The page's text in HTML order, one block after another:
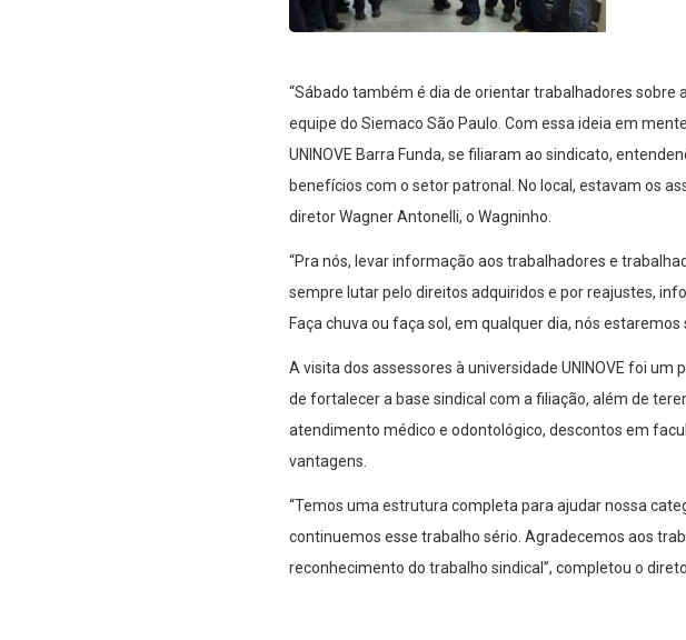
“Sábado também é dia de orientar trabalhadores sobre
equipe do Siemaco São Paulo. Com essa ideia em
UNINOVE Barra Funda, se filiaram ao sindicato,
benefícios com o setor patronal. No local, estavam os
diretor Wagner Antonelli, o Wagninho.
“Pra nós, levar informação aos trabalhadores e
sempre lutar pelo direitos adquiridos e por reajustes,
Faça chuva ou faça sol, em qualquer dia, nós
A visita dos assessores à universidade UNINOVE foi
de fortalecer a base sindical com a filiação, além de
atendimento médico e odontológico, descontos em
vantagens.
“Temos uma estrutura completa para ajudar nossa
continuemos esse trabalho sério. Agradecemos aos
reconhecimento do trabalho sindical”, completou o